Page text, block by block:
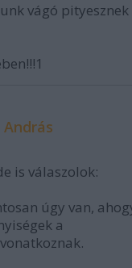
vágó
is válaszolok:
úgy van,
a